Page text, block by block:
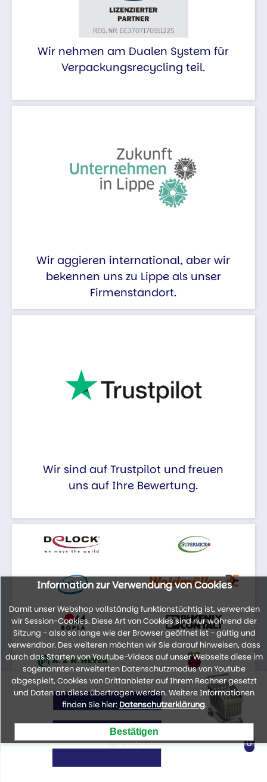
Wir nehmen am Dualen System für
Verpackungsrecycling teil.
Wir aggieren international, aber wir
bekennen uns zu Lippe als unser
Firmenstandort.
Wir sind auf Trustpilot und freuen
uns auf Ihre Bewertung.
Auszug der Marken unseres Portfolios
lyratronics
Information zur Verwendung von Cookies
Damit unser Webshop vollständig funktionstüchtig ist, verwenden
wir Session-Cookies. Diese Art von Cookies sind nur während der
Sitzung - also so lange wie der Browser geöffnet ist - gültig und
verwendbar. Des weiteren möchten wir Sie darauf hinweisen, dass
durch das Starten von Youtube-Videos auf unser Webseite diese im
sogenannten erweiterten Datenschutzmodus von Youtube
abgespielt, Cookies von Drittanbieter auf Ihrem Rechner gesetzt
und Daten an diese übertragen werden. Weitere Informationen
finden Sie hier: Datenschutzerklärung.
0